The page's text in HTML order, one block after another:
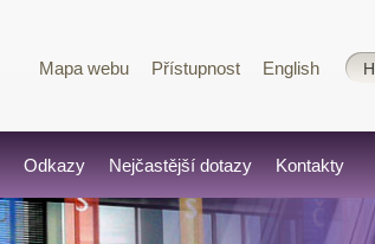
Mapa webu Přístupnost English
Odkazy Nejčastější dotazy Kontakty